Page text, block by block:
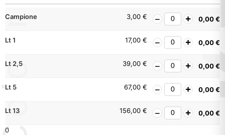
Campione 3,00€ 0,00€
Lt 1 17,00€ 0,00€
Lt 2,5 39,00€ 0,00€
Lt 5 67,00€ 0,00€
Lt 13 156,00€ 0,00€
0